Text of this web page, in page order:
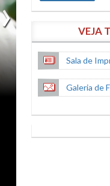
VEJA
Sala de
Galeria de